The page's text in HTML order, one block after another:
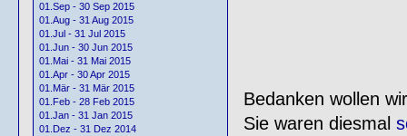
01.Sep - 30 Sep 2015
01.Aug - 31 Aug 2015
01.Jul - 31 Jul 2015
01.Jun - 30 Jun 2015
01.Mai - 31 Mai 2015
01.Apr - 30 Apr 2015
01.Mär - 31 Mär 2015
01.Feb - 28 Feb 2015
01.Jan - 31 Jan 2015
01.Dez - 31 Dez 2014
Bedanken wollen
Sie waren diesmal